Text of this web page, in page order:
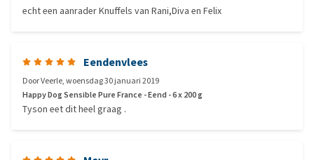
echt een aanrader Knuffels van Rani,Diva en Felix
Eendenvlees
DoorVeerle,woensdag 30 januari 2019
Happy Dog Sensible Pure France - Eend - 6 x 200 g
Tyson eet dit heel graag .